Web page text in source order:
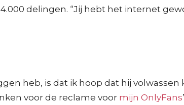
delingen. “Jij hebt het internet
heb, is dat ik hoop dat hij
voor de reclame voor mijn OnlyFans